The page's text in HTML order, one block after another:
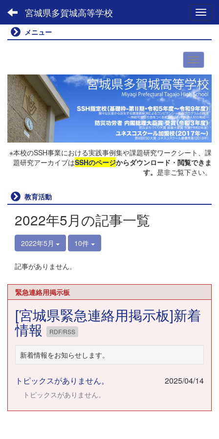
宮城県多賀城高等学校
メニュー
※本校のSSH事業における実践事例集や課題研究ワークシート、課
題研究アーカイブはSSHのページからダウンロード・閲覧できま
す。 是非ご覧下さい。
教育活動
2022年5月の記事一覧
2022年5月 10件
記事がありません。
緊急連絡用掲示板
[宮城県緊急連絡用掲示板]新着
情報 RDF/RSS
新着情報をお知らせします。
トピックスがありません。 2025/04/14
トピックスがありません。